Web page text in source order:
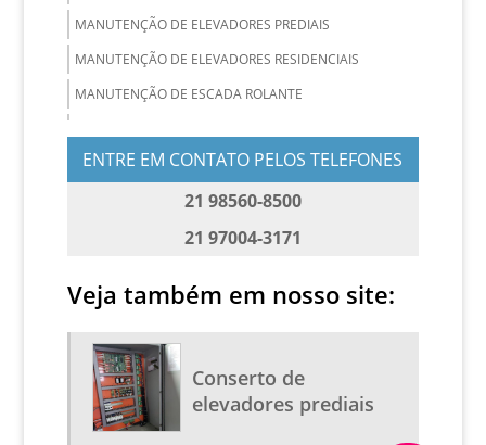
MANUTENÇÃO DE ELEVADORES PREDIAIS
MANUTENÇÃO DE ELEVADORES RESIDENCIAIS
MANUTENÇÃO DE ESCADA ROLANTE
MANUTENÇÃO PREVENTIVA E CORRETIVA DE
ELEVADORES
REPARO DE ELEVADORES
SERVIÇO DE MANUTENÇÃO DE ELEVADORES
SERVIÇOS DE ELEVADORES
SERVIÇOS EM ESCADAS ROLANTES
ENTRE EM CONTATO PELOS TELEFONES
21 98560-8500
21 97004-3171
Veja também em nosso site:
Conserto de
elevadores prediais